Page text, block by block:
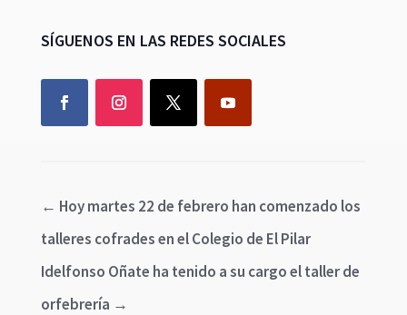
SÍGUENOS EN LAS REDES SOCIALES
← Hoy martes 22 de febrero han comenzado los
talleres cofrades en el Colegio de El Pilar
Idelfonso Oñate ha tenido a su cargo el taller de
orfebrería →